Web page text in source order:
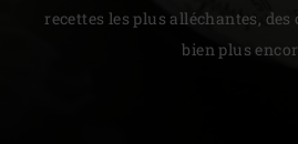
recettes les plus alléchantes,
bien plus